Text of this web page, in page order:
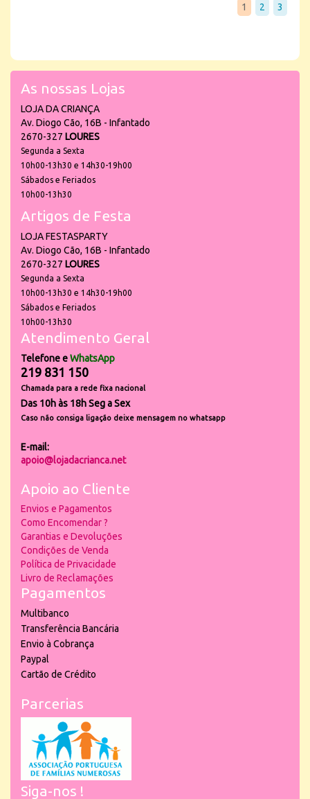
1
2 3
As nossas Lojas
LOJA DA CRIANÇA
Av. Diogo Cão, 16B - Infantado
2670-327 LOURES
Segunda a Sexta
10h00-13h30 e 14h30-19h00
Sábados e Feriados
10h00-13h30
Artigos de Festa
LOJA FESTASPARTY
Av. Diogo Cão, 16B - Infantado
2670-327 LOURES
Segunda a Sexta
10h00-13h30 e 14h30-19h00
Sábados e Feriados
10h00-13h30
Atendimento Geral
Telefone eWhatsApp
219 831 150
Chamada para a rede fixa nacional
Das 10h às 18h Seg a Sex
Caso não consiga ligação deixe mensagem no whatsapp
E-mail:
apoio@lojadacrianca.net
Apoio ao Cliente
Envios e Pagamentos
Como Encomendar ?
Garantias e Devoluções
Condições de Venda
Política de Privacidade
Livro de Reclamações
Pagamentos
Multibanco
Transferência Bancária
Envio à Cobrança
Paypal
Cartão de Crédito
Parcerias
Siga-nos !